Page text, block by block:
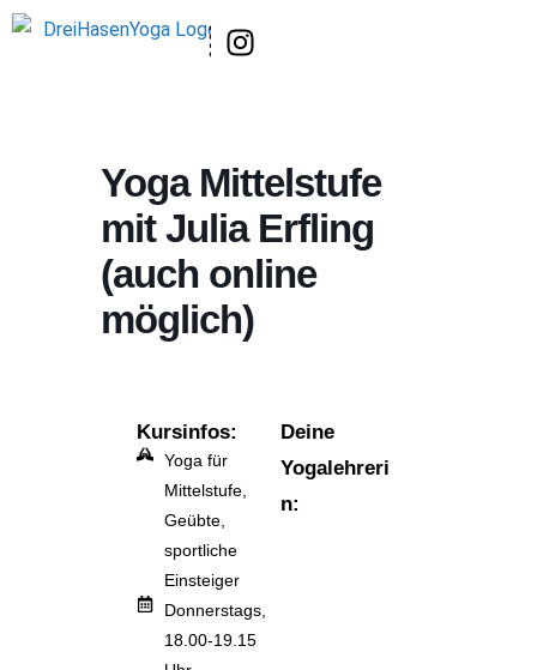
Yoga Mittelstufe
mit Julia Erfling
(auch online
möglich)
Kursinfos:
Yoga für
Mittelstufe,
Geübte,
sportliche
Einsteiger
Donnerstags,
18.00-19.15
Deine
Yogalehreri
n: